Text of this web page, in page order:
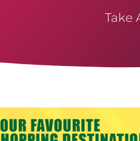
Take